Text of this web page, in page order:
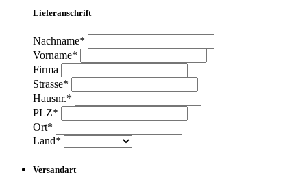
Lieferanschrift
Nachname*
Vorname*
Firma
Strasse*
Hausnr.*
PLZ*
Ort*
Land*
Versandart